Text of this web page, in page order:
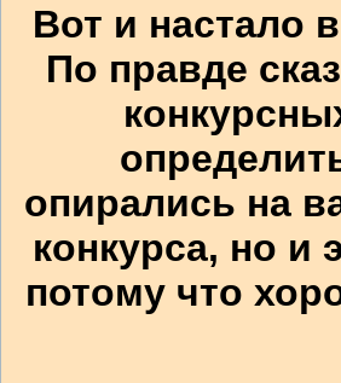
Вот и настало
По правде
опирались на
конкурса, но и
потому что